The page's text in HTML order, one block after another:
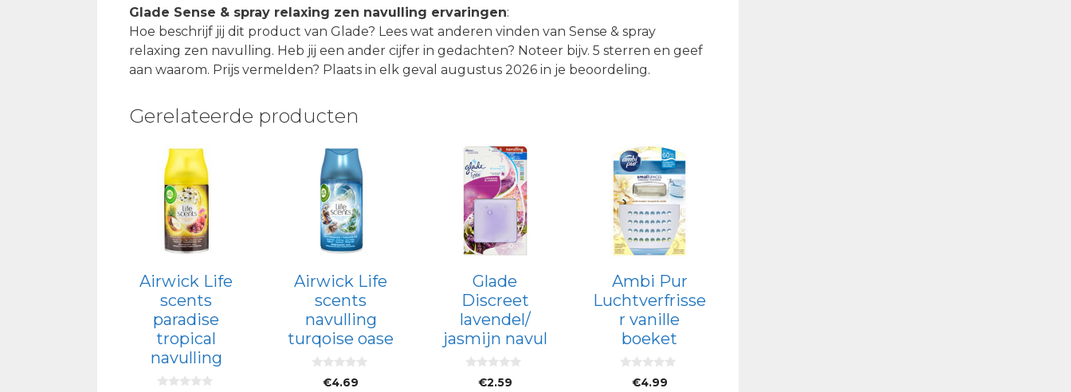
Glade Sense & spray relaxing zen navulling ervaringen:
Hoe beschrijf jij dit product van Glade? Lees wat anderen vinden van Sense & spray
relaxing zen navulling. Heb jij een ander cijfer in gedachten? Noteer bijv. 5 sterren en geef
aan waarom. Prijs vermelden? Plaats in elk geval augustus 2026 in je beoordeling.
Gerelateerde producten
Airwick Life
scents
paradise
tropical
navulling
Airwick Life
scents
navulling
turqoise oase
€4.69
Glade
Discreet
lavendel/
jasmijn navul
€2.59
Ambi Pur
Luchtverfrisse
r vanille
boeket
€4.99